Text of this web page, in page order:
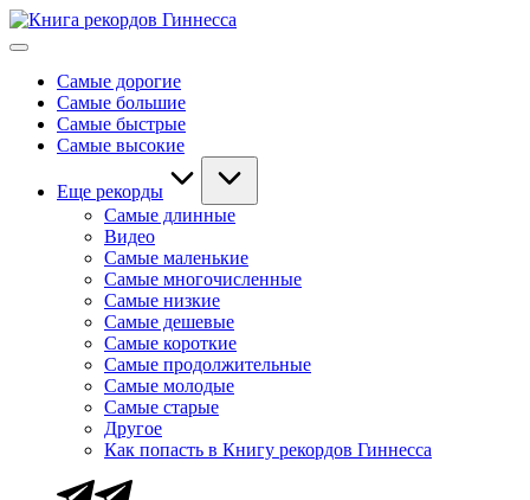
Перейти
к
Мировые
ГиннессаСамые дорогие
Самые большие
Самые быстрые
Самые высокие
Еще рекорды
Самые длинные
Видео
Самые маленькие
Самые многочисленные
Самые низкие
Самые дешевые
Самые короткие
Самые продолжительные
Самые молодые
Самые старые
Другое
Как попасть в Книгу рекордов Гиннесса
Telegram